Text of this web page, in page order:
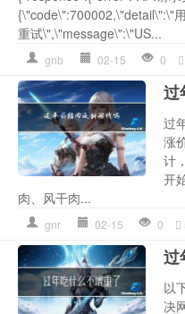
{\"code\":700002,\"detail\":\"
重试\",\"message\":\"US...
gnb 02-15 0
过
过
涨
计
开
肉、风干肉...
gnr 02-15 0
过
以
决